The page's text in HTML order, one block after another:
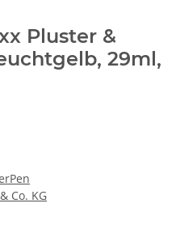
Pluster &
29ml,
Co. KG